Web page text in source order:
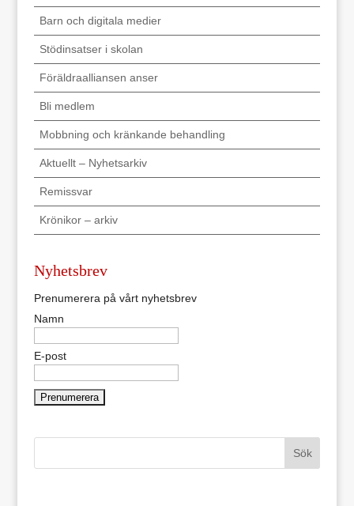
Barn och digitala medier
Stödinsatser i skolan
Föräldraalliansen anser
Bli medlem
Mobbning och kränkande behandling
Aktuellt – Nyhetsarkiv
Remissvar
Krönikor – arkiv
Nyhetsbrev
Prenumerera på vårt nyhetsbrev
Namn
E-post